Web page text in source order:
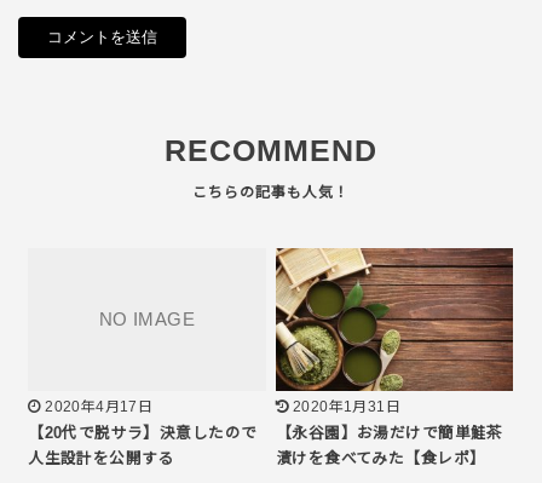
RECOMMEND
2020年4月17日
【20代で脱サラ】決意したので
人生設計を公開する
2020年1月31日
【永谷園】お湯だけで簡単鮭茶
漬けを食べてみた【食レポ】